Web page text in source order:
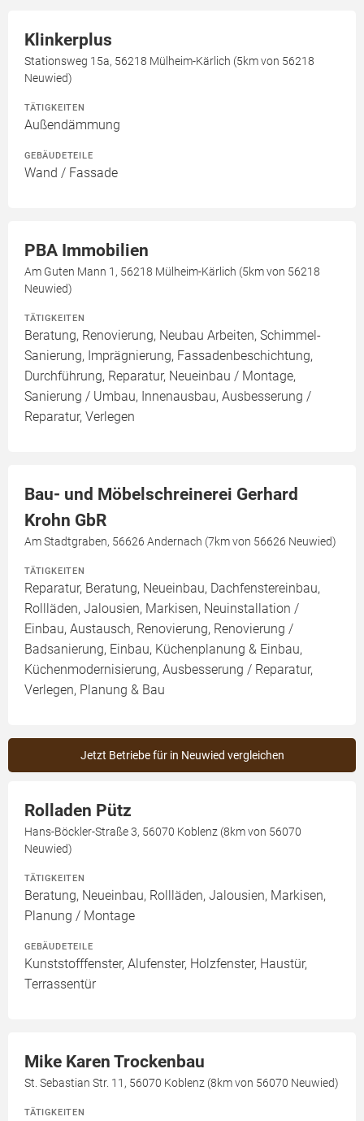
Klinkerplus
Stationsweg 15a, 56218 Mülheim-Kärlich (5km von 56218
Neuwied)
TÄTIGKEITEN
Außendämmung
GEBÄUDETEILE
Wand / Fassade
PBA Immobilien
Am Guten Mann 1, 56218 Mülheim-Kärlich (5km von 56218
Neuwied)
TÄTIGKEITEN
Beratung, Renovierung, Neubau Arbeiten, Schimmel-
Sanierung, Imprägnierung, Fassadenbeschichtung,
Durchführung, Reparatur, Neueinbau / Montage,
Sanierung / Umbau, Innenausbau, Ausbesserung /
Reparatur, Verlegen
Bau- und Möbelschreinerei Gerhard
Krohn GbR
Am Stadtgraben, 56626 Andernach (7km von 56626 Neuwied)
TÄTIGKEITEN
Reparatur, Beratung, Neueinbau, Dachfenstereinbau,
Rollläden, Jalousien, Markisen, Neuinstallation /
Einbau, Austausch, Renovierung, Renovierung /
Badsanierung, Einbau, Küchenplanung & Einbau,
Küchenmodernisierung, Ausbesserung / Reparatur,
Verlegen, Planung & Bau
Jetzt Betriebe für in Neuwied vergleichen
Rolladen Pütz
Hans-Böckler-Straße 3, 56070 Koblenz (8km von 56070
Neuwied)
TÄTIGKEITEN
Beratung, Neueinbau, Rollläden, Jalousien, Markisen,
Planung / Montage
GEBÄUDETEILE
Kunststofffenster, Alufenster, Holzfenster, Haustür,
Terrassentür
Mike Karen Trockenbau
St. Sebastian Str. 11, 56070 Koblenz (8km von 56070 Neuwied)
TÄTIGKEITEN